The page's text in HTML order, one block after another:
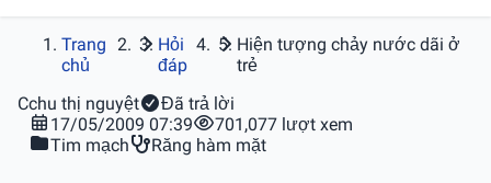
Trang
chủ
Hỏi
đáp
Hiện tượng chảy nước dãi ở
trẻ
Cchu thị nguyệt
Đã trả lời
17/05/2009 07:39
701,077 lượt xem
Tim mạch
Răng hàm mặt